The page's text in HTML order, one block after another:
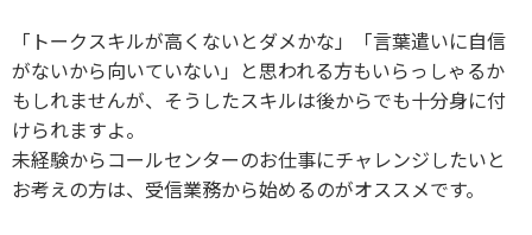
「トークスキルが高くないとダメかな」「言葉遣いに自信
がないから向いていない」と思われる方もいらっしゃるか
もしれませんが、そうしたスキルは後からでも十分身に付
けられますよ。
未経験からコールセンターのお仕事にチャレンジしたいと
お考えの方は、受信業務から始めるのがオススメです。